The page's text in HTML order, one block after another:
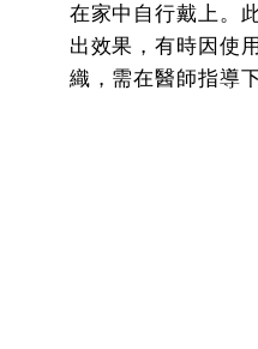
在家中自行戴上。
出效果，有時因使
織，需在醫師指導